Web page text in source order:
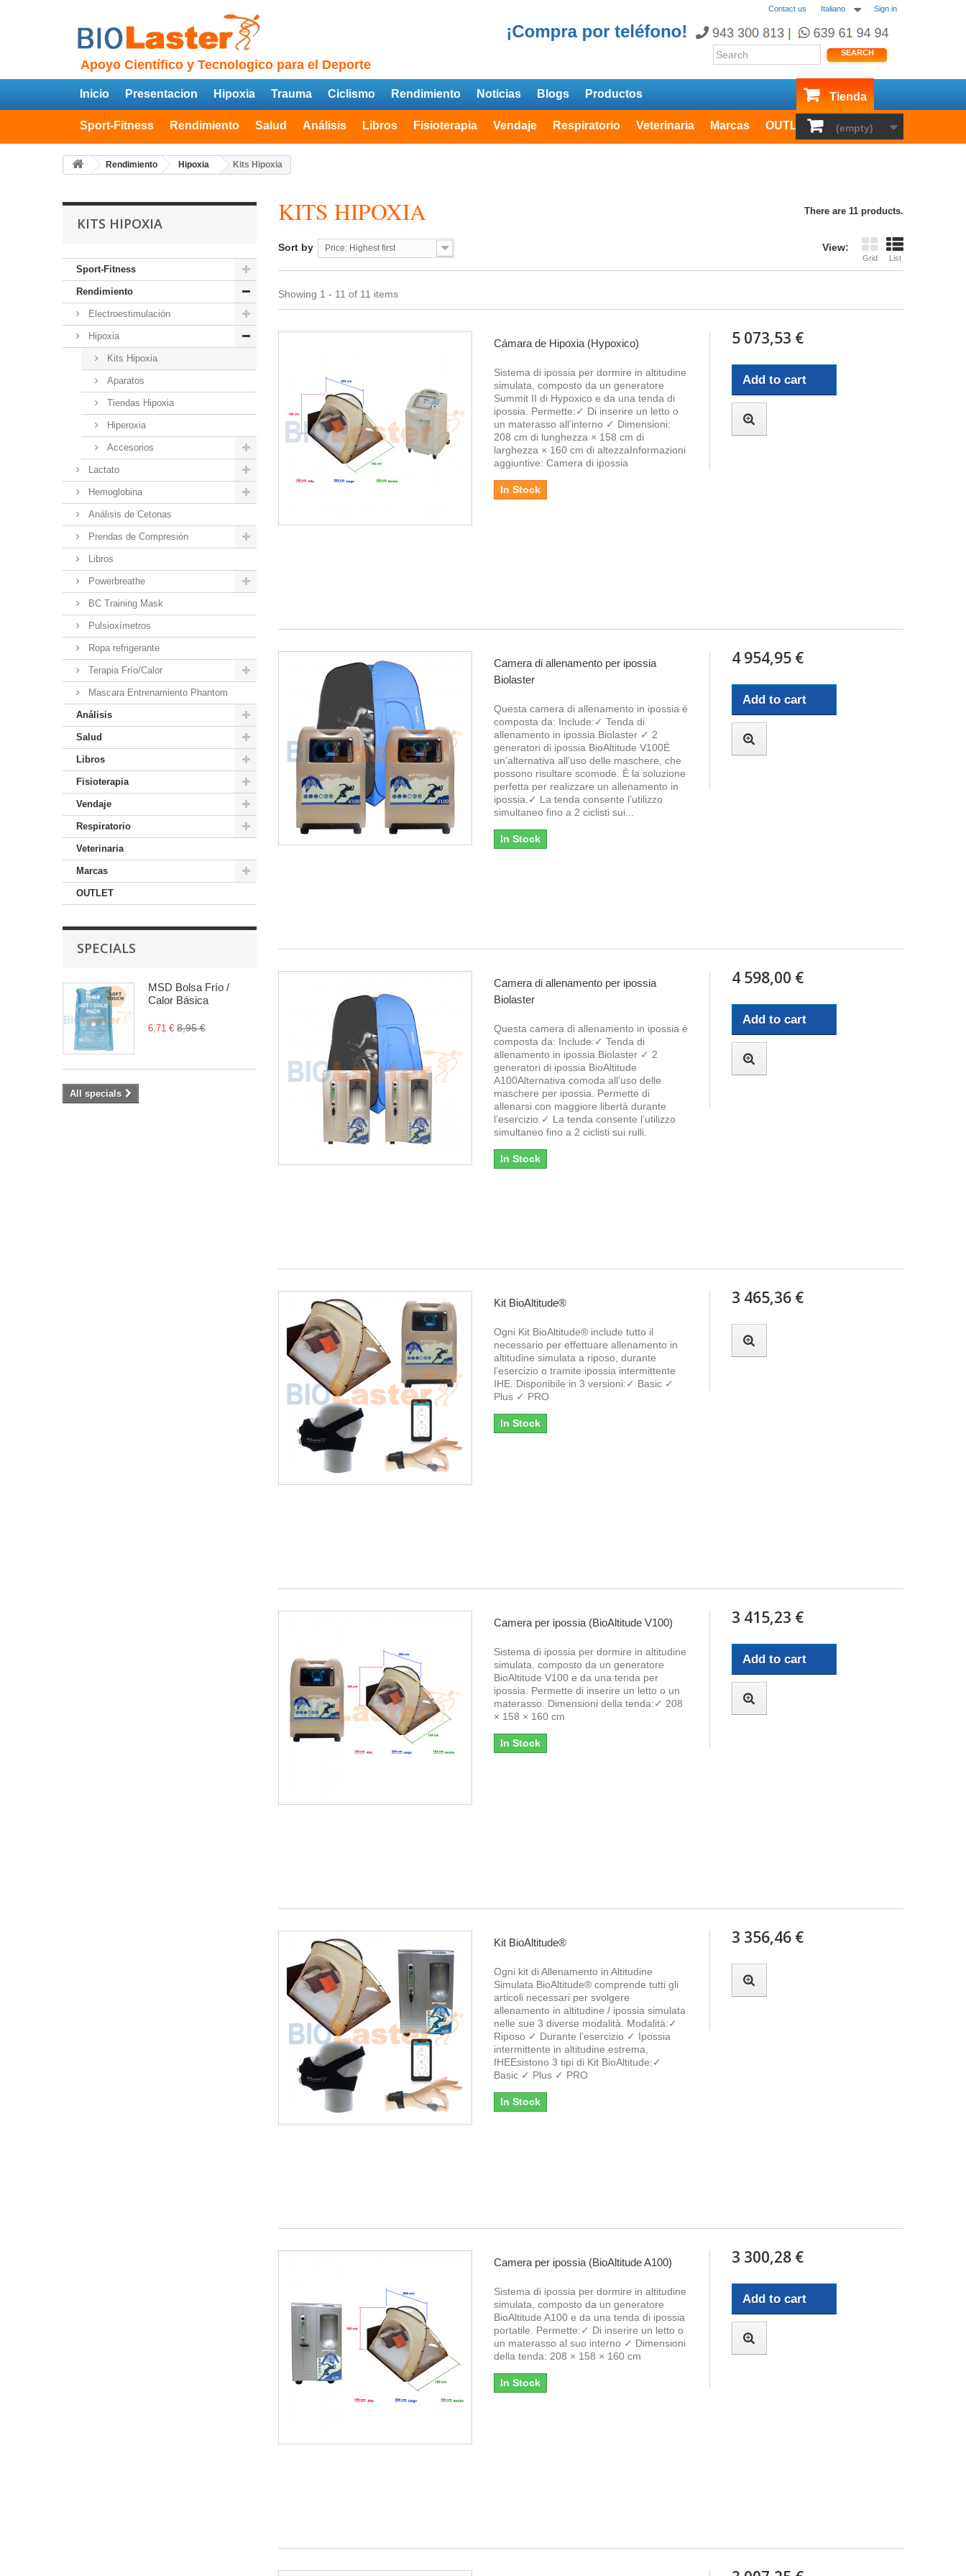
Sign in
Italiano
Contact us
Apoyo Científico y Tecnologico para el Deporte
SEARCH
(empty)
Inicio Presentacion Hipoxia Trauma Ciclismo Rendimiento Noticias Blogs Productos Tienda
Sport-Fitness Rendimiento Salud Análisis Libros Fisioterapia Vendaje Respiratorio Veterinaria Marcas OUTLET
Rendimiento Hipoxia Kits Hipoxia
KITS HIPOXIA
Sport-Fitness
Rendimiento
Electroestimulación
Hipoxia
Kits Hipoxia
Aparatos
Tiendas Hipoxia
Hiperoxia
Accesorios
Lactato
Hemoglobina
Análisis de Cetonas
Prendas de Compresión
Libros
Powerbreathe
BC Training Mask
Pulsioxímetros
Ropa refrigerante
Terapia Frío/Calor
Mascara Entrenamiento Phantom
Análisis
Salud
Libros
Fisioterapia
Vendaje
Respiratorio
Veterinaria
Marcas
OUTLET
SPECIALS
MSD Bolsa Frío /
Calor Básica
6,71 € 8,95 €
All specials
KITS HIPOXIA There are 11 products.
View:
Grid List
Sort by Price: Highest first
Showing 1 - 11 of 11 items
Cámara de Hipoxia (Hypoxico)
Sistema di ipossia per dormire in altitudine
simulata, composto da un generatore
Summit II di Hypoxico e da una tenda di
ipossia. Permette:✓ Di inserire un letto o
un materasso all’interno ✓ Dimensioni:
208 cm di lunghezza × 158 cm di
larghezza × 160 cm di altezzaInformazioni
aggiuntive: Camera di ipossia
In Stock
5 073,53 €
Add to cart
Camera di allenamento per ipossia
Biolaster
Questa camera di allenamento in ipossia è
composta da: Include:✓ Tenda di
allenamento in ipossia Biolaster ✓ 2
generatori di ipossia BioAltitude V100È
un’alternativa all’uso delle maschere, che
possono risultare scomode. È la soluzione
perfetta per realizzare un allenamento in
ipossia.✓ La tenda consente l’utilizzo
simultaneo fino a 2 ciclisti sui...
In Stock
4 954,95 €
Add to cart
Camera di allenamento per ipossia
Biolaster
Questa camera di allenamento in ipossia è
composta da: Include:✓ Tenda di
allenamento in ipossia Biolaster ✓ 2
generatori di ipossia BioAltitude
A100Alternativa comoda all’uso delle
maschere per ipossia. Permette di
allenarsi con maggiore libertà durante
l’esercizio.✓ La tenda consente l’utilizzo
simultaneo fino a 2 ciclisti sui rulli.
In Stock
4 598,00 €
Add to cart
Kit BioAltitude®
Ogni Kit BioAltitude® include tutto il
necessario per effettuare allenamento in
altitudine simulata a riposo, durante
l’esercizio o tramite ipossia intermittente
IHE. Disponibile in 3 versioni:✓ Basic ✓
Plus ✓ PRO
In Stock
3 465,36 €
Camera per ipossia (BioAltitude V100)
Sistema di ipossia per dormire in altitudine
simulata, composto da un generatore
BioAltitude V100 e da una tenda per
ipossia. Permette di inserire un letto o un
materasso. Dimensioni della tenda:✓ 208
× 158 × 160 cm
In Stock
3 415,23 €
Add to cart
Kit BioAltitude®
Ogni kit di Allenamento in Altitudine
Simulata BioAltitude® comprende tutti gli
articoli necessari per svolgere
allenamento in altitudine / ipossia simulata
nelle sue 3 diverse modalità. Modalità:✓
Riposo ✓ Durante l’esercizio ✓ Ipossia
intermittente in altitudine estrema,
IHEEsistono 3 tipi di Kit BioAltitude:✓
Basic ✓ Plus ✓ PRO
In Stock
3 356,46 €
Camera per ipossia (BioAltitude A100)
Sistema di ipossia per dormire in altitudine
simulata, composto da un generatore
BioAltitude A100 e da una tenda di ipossia
portatile. Permette:✓ Di inserire un letto o
un materasso al suo interno ✓ Dimensioni
della tenda: 208 × 158 × 160 cm
In Stock
3 300,28 €
Add to cart